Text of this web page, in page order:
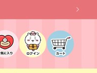
入
り
グ
イ
カ
ー
ト